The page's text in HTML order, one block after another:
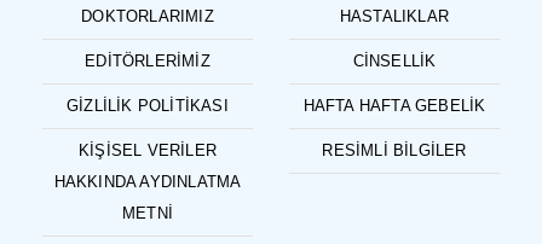
DOKTORLARIMIZ
EDITÖRLERIMIZ
GIZLILIK POLITIKASI
KIŞISEL VERILER
HAKKINDA AYDINLATMA
METNI
HASTALIKLAR
CINSELLIK
HAFTA HAFTA GEBELIK
RESIMLI BILGILER